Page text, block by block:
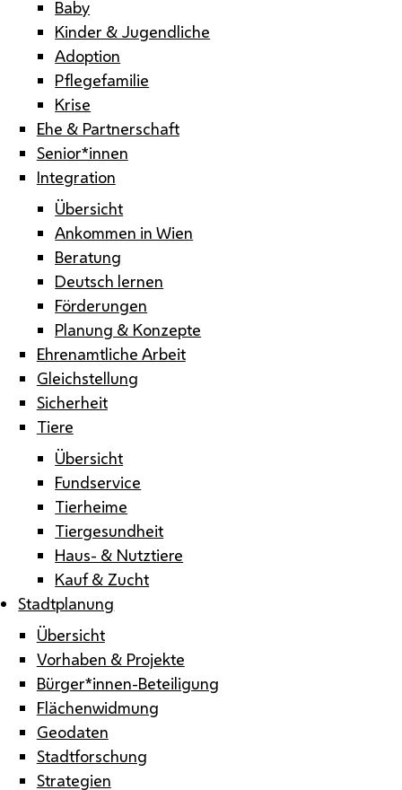
Baby
Kinder & Jugendliche
Adoption
Pflegefamilie
Krise
Ehe & Partnerschaft
Senior*innen
Integration
Übersicht
Ankommen in Wien
Beratung
Deutsch lernen
Förderungen
Planung & Konzepte
Ehrenamtliche Arbeit
Gleichstellung
Sicherheit
Tiere
Übersicht
Fundservice
Tierheime
Tiergesundheit
Haus- & Nutztiere
Kauf & Zucht
Stadtplanung
Übersicht
Vorhaben & Projekte
Bürger*innen-Beteiligung
Flächenwidmung
Geodaten
Stadtforschung
Strategien